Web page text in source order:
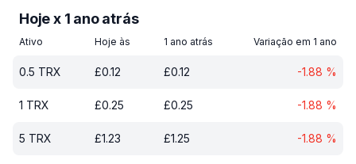
Hoje x 1 ano atrás
Ativo Hoje às 1 ano atrás Variação em 1 ano
0.5 TRX £0.12 £0.12 -1.88 %
1 TRX £0.25 £0.25 -1.88 %
5 TRX £1.23 £1.25 -1.88 %